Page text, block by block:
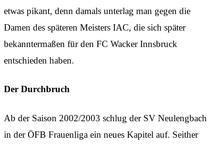
etwas pikant, denn damals unterlag man gegen die
Damen des späteren Meisters IAC, die sich später
bekanntermaßen für den FC Wacker Innsbruck
entschieden haben.
Der Durchbruch
Ab der Saison 2002/2003 schlug der SV Neulengbach
in der ÖFB Frauenliga ein neues Kapitel auf. Seither